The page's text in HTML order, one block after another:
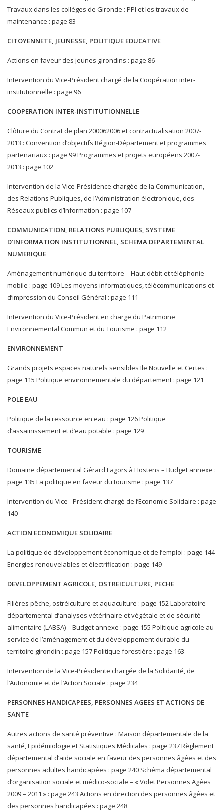
Travaux dans les collèges de Gironde : PPI et les travaux de
maintenance : page 83
CITOYENNETE, JEUNESSE, POLITIQUE EDUCATIVE
Actions en faveur des jeunes girondins : page 86
Intervention du Vice-Président chargé de la Coopération inter-
institutionnelle : page 96
COOPERATION INTER-INSTITUTIONNELLE
Clôture du Contrat de plan 200062006 et contractualisation 2007-
2013 : Convention d’objectifs Région-Département et programmes
partenariaux : page 99 Programmes et projets européens 2007-
2013 : page 102
Intervention de la Vice-Présidence chargée de la Communication,
des Relations Publiques, de l’Administration électronique, des
Réseaux publics d’Information : page 107
COMMUNICATION, RELATIONS PUBLIQUES, SYSTEME
D’INFORMATION INSTITUTIONNEL, SCHEMA DEPARTEMENTAL
NUMERIQUE
Aménagement numérique du territoire – Haut débit et téléphonie
mobile : page 109 Les moyens informatiques, télécommunications et
d’impression du Conseil Général : page 111
Intervention du Vice-Président en charge du Patrimoine
Environnemental Commun et du Tourisme : page 112
ENVIRONNEMENT
Grands projets espaces naturels sensibles Ile Nouvelle et Certes :
page 115 Politique environnementale du département : page 121
POLE EAU
Politique de la ressource en eau : page 126 Politique
d’assainissement et d’eau potable : page 129
TOURISME
Domaine départemental Gérard Lagors à Hostens – Budget annexe :
page 135 La politique en faveur du tourisme : page 137
Intervention du Vice –Président chargé de l’Economie Solidaire : page
140
ACTION ECONOMIQUE SOLIDAIRE
La politique de développement économique et de l’emploi : page 144
Energies renouvelables et électrification : page 149
DEVELOPPEMENT AGRICOLE, OSTREICULTURE, PECHE
Filières pêche, ostréiculture et aquaculture : page 152 Laboratoire
départemental d’analyses vétérinaire et végétale et de sécurité
alimentaire (LABSA) – Budget annexe : page 155 Politique agricole au
service de l’aménagement et du développement durable du
territoire girondin : page 157 Politique forestière : page 163
Intervention de la Vice-Présidente chargée de la Solidarité, de
l’Autonomie et de l’Action Sociale : page 234
PERSONNES HANDICAPEES, PERSONNES AGEES ET ACTIONS DE
SANTE
Autres actions de santé préventive : Maison départementale de la
santé, Epidémiologie et Statistiques Médicales : page 237 Règlement
départemental d’aide sociale en faveur des personnes âgées et des
personnes adultes handicapées : page 240 Schéma départemental
d’organisation sociale et médico-sociale – « Volet Personnes Agées
2009 – 2011 » : page 243 Actions en direction des personnes âgées et
des personnes handicapées : page 248